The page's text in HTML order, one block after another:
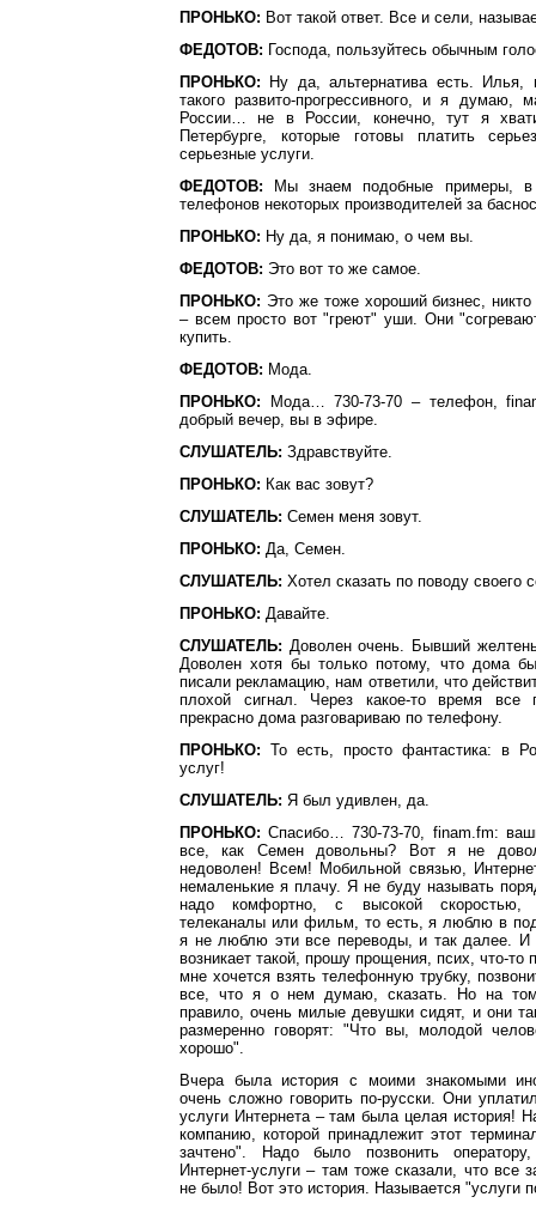
ПРОНЬКО: Вот такой ответ. Все и сели,
ФЕДОТОВ: Господа, пользуйтесь обычным
ПРОНЬКО: Ну да, альтернатива есть. Илья,
такого развито-прогрессивного, и я думаю,
России… не в России, конечно, тут я
Петербурге, которые готовы платить
серьезные услуги.
ФЕДОТОВ: Мы знаем подобные примеры, в
телефонов некоторых производителей за
ПРОНЬКО: Ну да, я понимаю, о чем вы.
ФЕДОТОВ: Это вот то же самое.
ПРОНЬКО: Это же тоже хороший бизнес, никто
– всем просто вот "греют" уши. Они
купить.
ФЕДОТОВ: Мода.
ПРОНЬКО: Мода… 730-73-70 – телефон,
добрый вечер, вы в эфире.
СЛУШАТЕЛЬ: Здравствуйте.
ПРОНЬКО: Как вас зовут?
СЛУШАТЕЛЬ: Семен меня зовут.
ПРОНЬКО: Да, Семен.
СЛУШАТЕЛЬ: Хотел сказать по поводу своего
ПРОНЬКО: Давайте.
СЛУШАТЕЛЬ: Доволен очень. Бывший
Доволен хотя бы только потому, что дома
писали рекламацию, нам ответили, что
плохой сигнал. Через какое-то время все
прекрасно дома разговариваю по телефону.
ПРОНЬКО: То есть, просто фантастика: в
услуг!
СЛУШАТЕЛЬ: Я был удивлен, да.
ПРОНЬКО: Спасибо… 730-73-70, finam.fm:
все, как Семен довольны? Вот я не
недоволен! Всем! Мобильной связью,
немаленькие я плачу. Я не буду называть
надо комфортно, с высокой скоростью,
телеканалы или фильм, то есть, я люблю в
я не люблю эти все переводы, и так далее. И
возникает такой, прошу прощения, псих, что-то
мне хочется взять телефонную трубку,
все, что я о нем думаю, сказать. Но на том
правило, очень милые девушки сидят, и они
размеренно говорят: "Что вы, молодой
хорошо".
Вчера была история с моими знакомыми
очень сложно говорить по-русски. Они
услуги Интернета – там была целая история!
компанию, которой принадлежит этот
зачтено". Надо было позвонить
Интернет-услуги – там тоже сказали, что все
не было! Вот это история. Называется "услуги